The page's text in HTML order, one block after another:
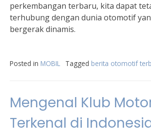
perkembangan terbaru, kita dapat
terhubung dengan dunia otomotif
bergerak dinamis.
Posted in MOBIL Tagged berita otomotif
Mengenal Klub
Terkenal di